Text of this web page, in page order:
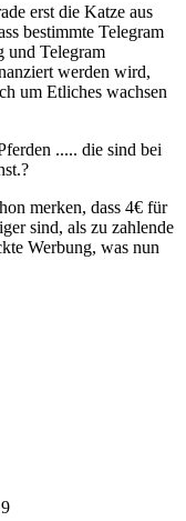
erst die Katze aus
bestimmte Telegram
und Telegram
werden wird,
um Etliches wachsen
..... die sind bei
merken, dass 4€ für
sind, als zu zahlende
Werbung, was nun